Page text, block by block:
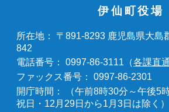
伊仙町役場
所在地：
〒891-8293 鹿児島県大島
842
電話番号：
0997-86-3111（各課直
ファックス番号：
0997-86-2301
開庁時間：
（午前8時30分～午後5
祝日・12月29日から1月3日は除く）